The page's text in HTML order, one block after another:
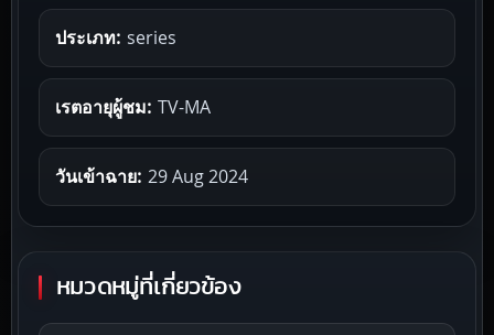
ประเภท: series
เรตอายุผู้ชม: TV-MA
วันเข้าฉาย: 29 Aug 2024
หมวดหมู่ที่เกี่ยวข้อง